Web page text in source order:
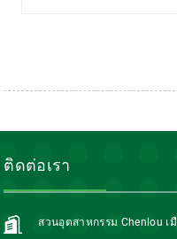
ติดต่อเรา
สวนอุตสาหกรรม Chenlou